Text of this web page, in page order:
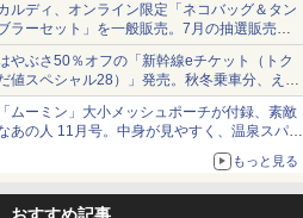
ルディ、オンライン限定「ネコバッグ＆タン
ラーセット」を一般販売。7月の抽選販売の
選無効分
やぶさ50％オフの「新幹線eチケット（トク
値スペシャル28）」発売。秋冬乗車分、えき
っと限定
ムーミン」大小メッシュポーチが付録、素敵
あの人 11月号。中身が見やすく、温泉スパに
もっと見る